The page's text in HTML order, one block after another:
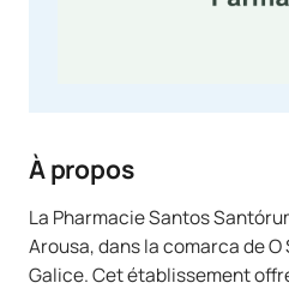
À propos
La Pharmacie Santos
Arousa, dans la comarca de O
Galice. Cet établissement